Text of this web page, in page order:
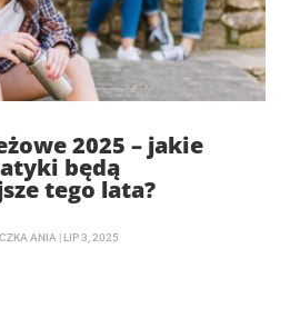
2025 – jakie
będą
tego lata?
ANIA | LIP 3, 2025